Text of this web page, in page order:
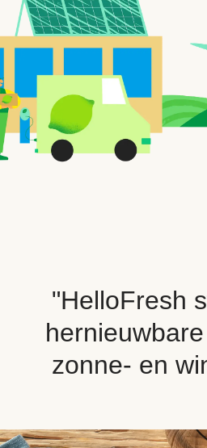
"HelloFresh
zonne- en